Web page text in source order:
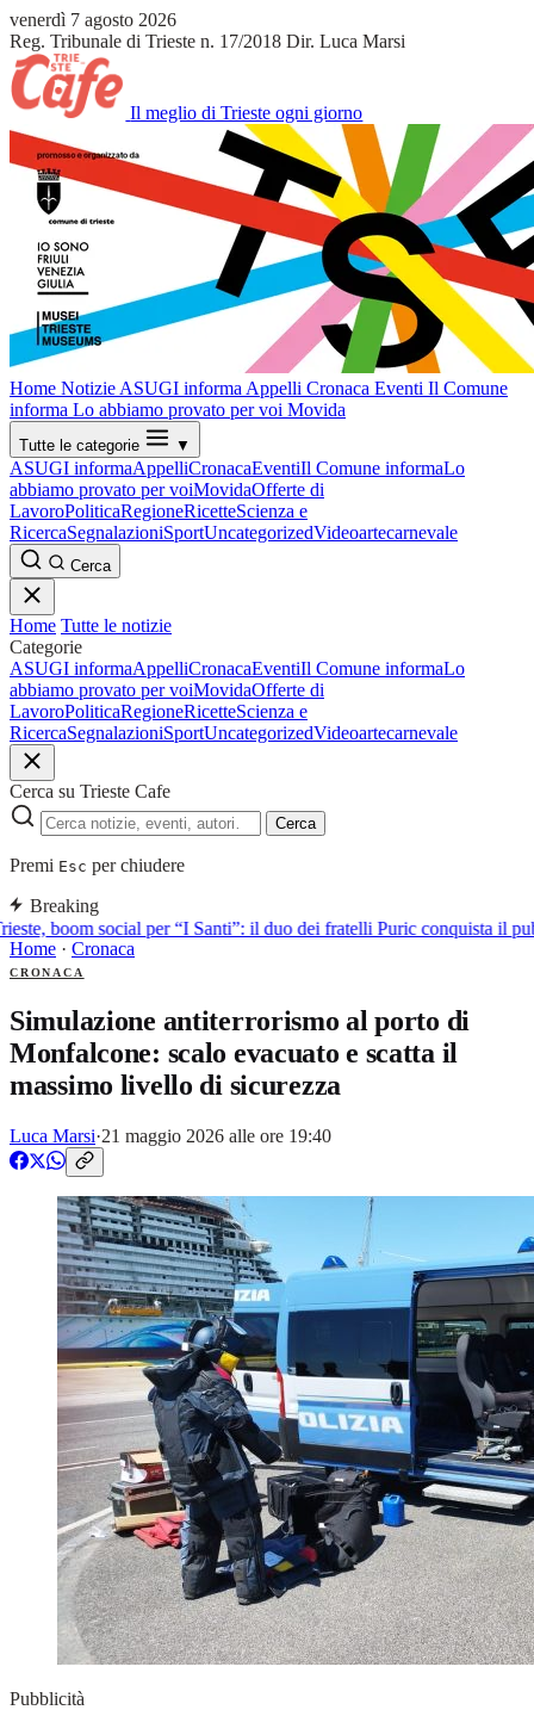
venerdì 7 agosto 2026
Reg. Tribunale di Trieste n. 17/2018 Dir. Luca Marsi
Il meglio di Trieste ogni giorno
Home Notizie ASUGI informa Appelli Cronaca Eventi Il Comune
informa Lo abbiamo provato per voi Movida
Tutte le categorie ▼
ASUGI informaAppelliCronacaEventiIl Comune informaLo
abbiamo provato per voiMovidaOfferte di
LavoroPoliticaRegioneRicetteScienza e
RicercaSegnalazioniSportUncategorizedVideoartecarnevale
Cerca
Home Tutte le notizie
Categorie
ASUGI informaAppelliCronacaEventiIl Comune informaLo
abbiamo provato per voiMovidaOfferte di
LavoroPoliticaRegioneRicetteScienza e
RicercaSegnalazioniSportUncategorizedVideoartecarnevale
Cerca su Trieste Cafe
Cerca
Premi Esc per chiudere
Breaking
boom social per “I Santi”: il duo dei fratelli Puric conquista il
Home · Cronaca
CRONACA
Simulazione antiterrorismo al porto di
Monfalcone: scalo evacuato e scatta il
massimo livello di sicurezza
Luca Marsi·21 maggio 2026 alle ore 19:40
Pubblicità